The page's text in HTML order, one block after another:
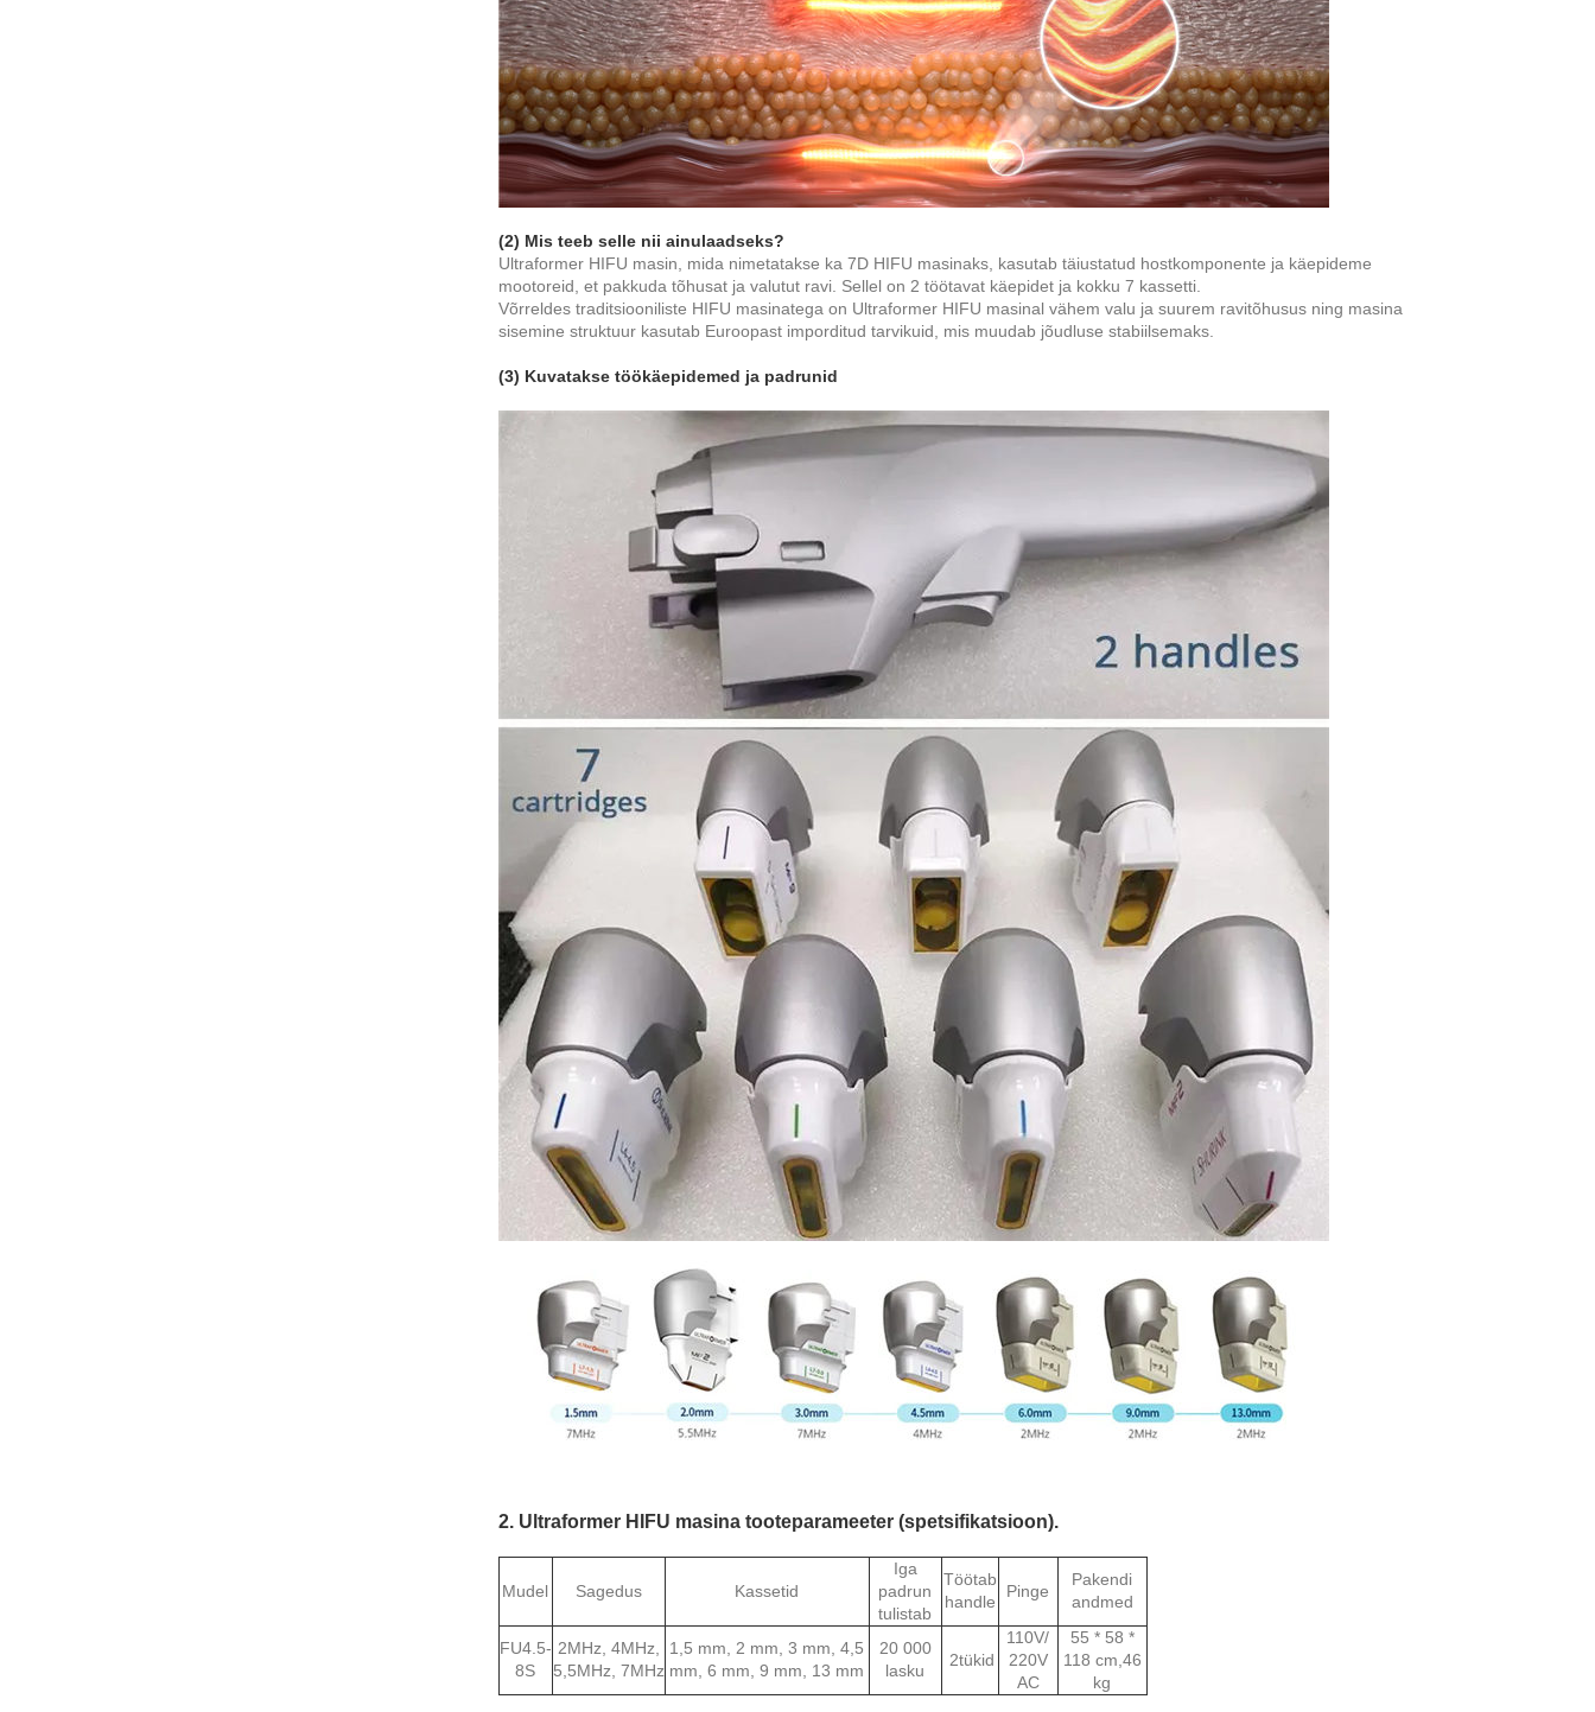
(2) Mis teeb selle nii ainulaadseks?
Ultraformer HIFU masin, mida nimetatakse ka 7D HIFU masinaks, kasutab täiustatud hostkomponente ja käepideme
mootoreid, et pakkuda tõhusat ja valutut ravi. Sellel on 2 töötavat käepidet ja kokku 7 kassetti.
Võrreldes traditsiooniliste HIFU masinatega on Ultraformer HIFU masinal vähem valu ja suurem ravitõhusus ning masina
sisemine struktuur kasutab Euroopast imporditud tarvikuid, mis muudab jõudluse stabiilsemaks.
(3) Kuvatakse töökäepidemed ja padrunid
2. Ultraformer HIFU masina tooteparameeter (spetsifikatsioon).
Mudel Sagedus Kassetid
Iga
padrun
tulistab
Töötab
handle
Pinge
Pakendi
andmed
FU4.5-
8S
2MHz, 4MHz,
5,5MHz, 7MHz
1,5 mm, 2 mm, 3 mm, 4,5
mm, 6 mm, 9 mm, 13 mm
20 000
lasku
2tükid
110V/
220V
AC
55 * 58 *
118 cm, 46
kg